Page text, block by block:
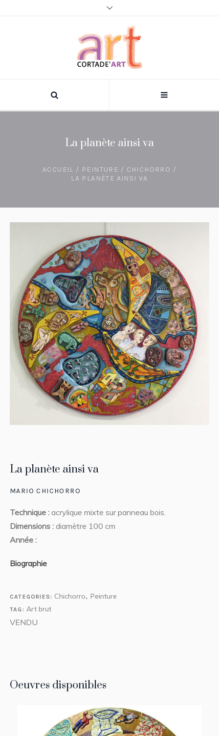
La planète ainsi va
ACCUEIL / PEINTURE / CHICHORRO /
LA PLANÈTE AINSI VA
La planète ainsi va
MARIO CHICHORRO
Technique : acrylique mixte sur panneau bois.
Dimensions : diamètre 100 cm
Année :
Biographie
CATEGORIES: Chichorro, Peinture
TAG: Art brut
VENDU
Oeuvres disponibles